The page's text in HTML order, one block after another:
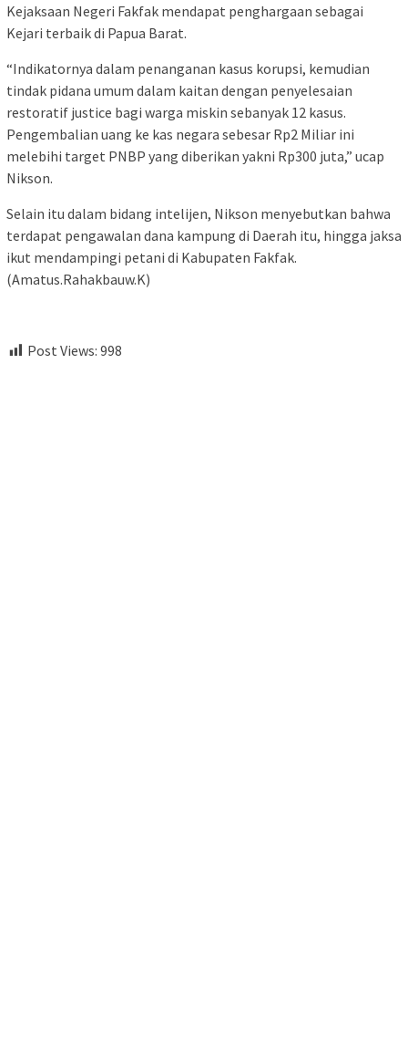
Kejaksaan Negeri Fakfak mendapat penghargaan sebagai
Kejari terbaik di Papua Barat.
“Indikatornya dalam penanganan kasus korupsi, kemudian
tindak pidana umum dalam kaitan dengan penyelesaian
restoratif justice bagi warga miskin sebanyak 12 kasus.
Pengembalian uang ke kas negara sebesar Rp2 Miliar ini
melebihi target PNBP yang diberikan yakni Rp300 juta,” ucap
Nikson.
Selain itu dalam bidang intelijen, Nikson menyebutkan bahwa
terdapat pengawalan dana kampung di Daerah itu, hingga jaksa
ikut mendampingi petani di Kabupaten Fakfak.
(Amatus.Rahakbauw.K)
Post Views: 998